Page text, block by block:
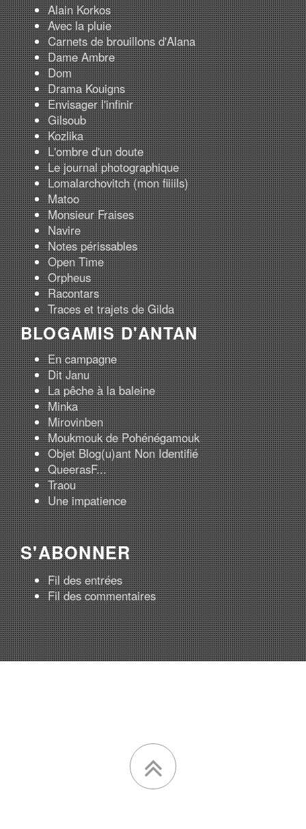
Alain Korkos
Avec la pluie
Carnets de brouillons d'Alana
Dame Ambre
Dom
Drama Kouigns
Envisager l'infinir
Gilsoub
Kozlika
L'ombre d'un doute
Le journal photographique
Lomalarchovitch (mon fiiiils)
Matoo
Monsieur Fraises
Navire
Notes périssables
Open Time
Orpheus
Racontars
Traces et trajets de Gilda
BLOGAMIS D'ANTAN
En campagne
Dit Janu
La pêche à la baleine
Minka
Mirovinben
Moukmouk de Pohénégamouk
Objet Blog(u)ant Non Identifié
QueerasF...
Traou
Une impatience
S'ABONNER
Fil des entrées
Fil des commentaires